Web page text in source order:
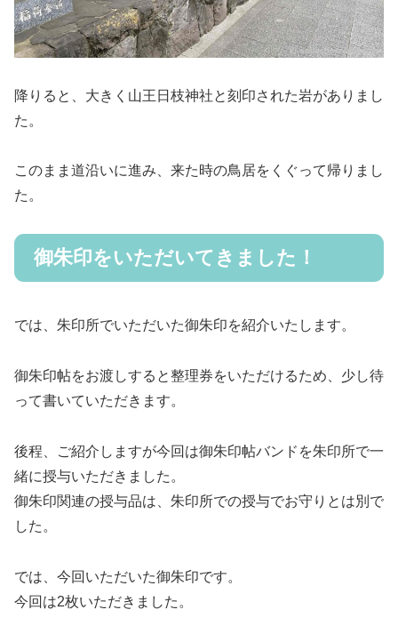
降りると、大きく山王日枝神社と刻印された岩がありまし
た。
このまま道沿いに進み、来た時の鳥居をくぐって帰りまし
た。
御朱印をいただいてきました！
では、朱印所でいただいた御朱印を紹介いたします。
御朱印帖をお渡しすると整理券をいただけるため、少し待
って書いていただきます。
後程、ご紹介しますが今回は御朱印帖バンドを朱印所で一
緒に授与いただきました。
御朱印関連の授与品は、朱印所での授与でお守りとは別で
した。
では、今回いただいた御朱印です。
今回は2枚いただきました。